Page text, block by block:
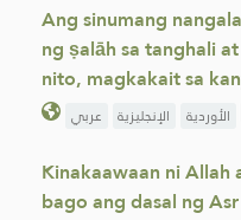
Ang sinumang
ng ṣalāh sa tanghali
nito, magkakait sa
عربي الإنجليزية الأوردية
Kinakaawaan ni Allah
bago ang dasal ng